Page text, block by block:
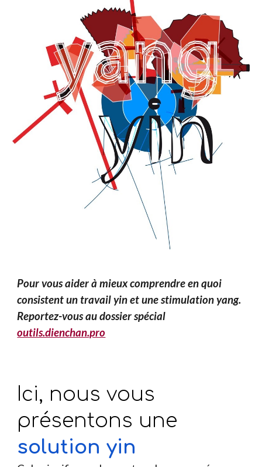
Pour vous aider à mieux comprendre en quoi
consistent un travail yin et une stimulation yang.
Reportez-vous au dossier spécial
outils.dienchan.pro
Ici, nous vous
présentons une
solution yin